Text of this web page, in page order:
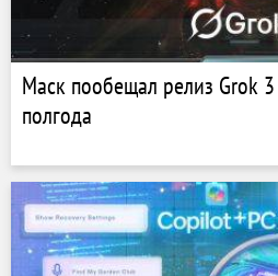
Маск пообещал релиз Grok
полгода